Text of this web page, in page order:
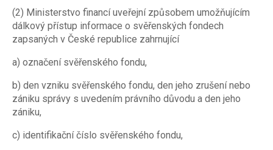
(2) Ministerstvo financí uveřejní způsobem umožňujícím
dálkový přístup informace o svěřenských fondech
zapsaných v České republice zahrnující
a) označení svěřenského fondu,
b) den vzniku svěřenského fondu, den jeho zrušení nebo
zániku správy s uvedením právního důvodu a den jeho
zániku,
c) identifikační číslo svěřenského fondu,